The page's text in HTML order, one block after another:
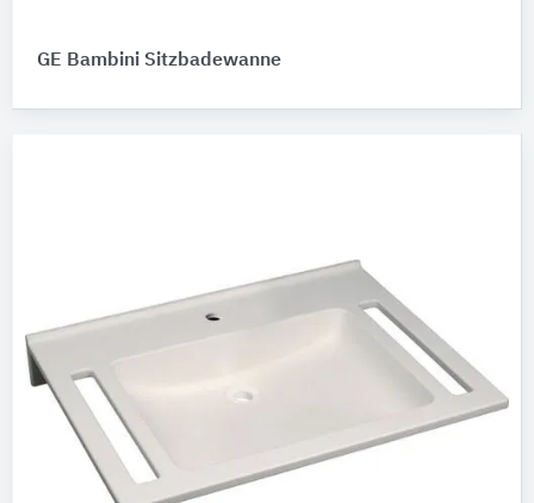
GE Bambini Sitzbadewanne